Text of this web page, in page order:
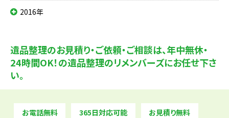
2016年
遺品整理のお見積り・ご依頼・ご相談は、年中無休・
24時間OK！の遺品整理のリメンバーズにお任せ下さ
い。
お電話無料 365日対応可能 お見積り無料